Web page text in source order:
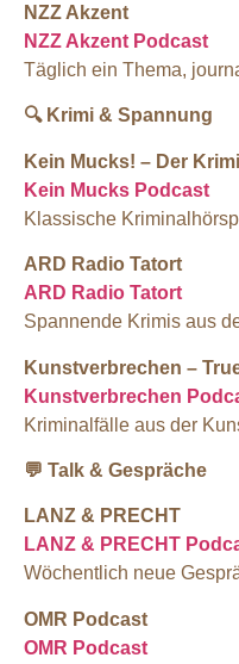
NZZ Akzent
NZZ Akzent Podcast
Täglich ein Thema,
🔍Krimi & Spannung
Kein Mucks! – Der
Kein Mucks Podcast
Klassische
ARD Radio Tatort
ARD Radio Tatort
Spannende Krimis aus
Kunstverbrechen –
Kunstverbrechen
Kriminalfälle aus der
💬 Talk & Gespräche
LANZ & PRECHT
LANZ & PRECHT
Wöchentlich neue
OMR Podcast
OMR Podcast